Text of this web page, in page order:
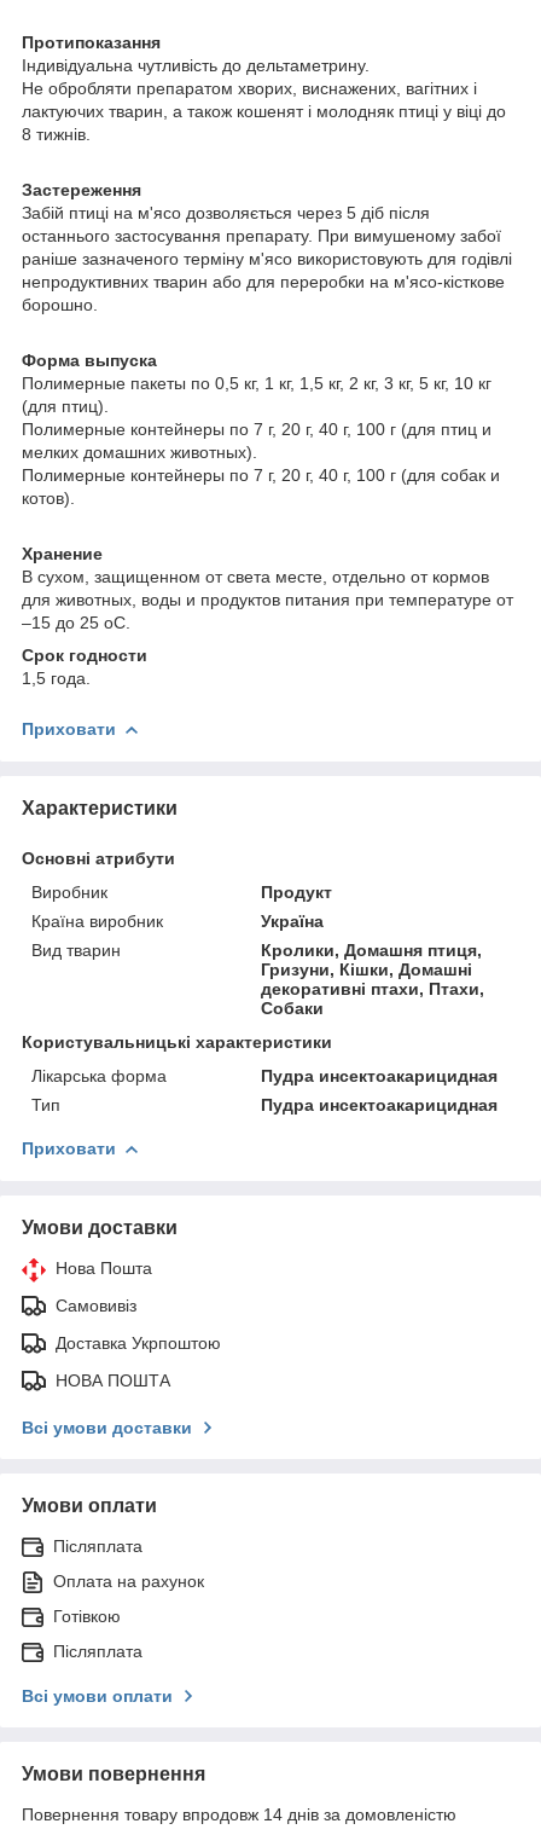
Протипоказання
Індивідуальна чутливість до дельтаметрину.
Не обробляти препаратом хворих, виснажених, вагітних і
лактуючих тварин, а також кошенят і молодняк птиці у віці до
8 тижнів.
Застереження
Забій птиці на м'ясо дозволяється через 5 діб після
останнього застосування препарату. При вимушеному забої
раніше зазначеного терміну м'ясо використовують для годівлі
непродуктивних тварин або для переробки на м'ясо-кісткове
борошно.
Форма выпуска
Полимерные пакеты по 0,5 кг, 1 кг, 1,5 кг, 2 кг, 3 кг, 5 кг, 10 кг
(для птиц).
Полимерные контейнеры по 7 г, 20 г, 40 г, 100 г (для птиц и
мелких домашних животных).
Полимерные контейнеры по 7 г, 20 г, 40 г, 100 г (для собак и
котов).
Хранение
В сухом, защищенном от света месте, отдельно от кормов
для животных, воды и продуктов питания при температуре от
–15 до 25 оС.
Срок годности
1,5 года.
Приховати
Характеристики
Основні атрибути
Виробник
Продукт
Країна виробник
Україна
Вид тварин
Кролики, Домашня птиця,
Гризуни, Кішки, Домашні
декоративні птахи, Птахи,
Собаки
Користувальницькі характеристики
Лікарська форма
Пудра инсектоакарицидная
Тип
Пудра инсектоакарицидная
Приховати
Умови доставки
Нова Пошта
Самовивіз
Доставка Укрпоштою
НОВА ПОШТА
Всі умови доставки
Умови оплати
Післяплата
Оплата на рахунок
Готівкою
Післяплата
Всі умови оплати
Умови повернення
Повернення товару впродовж 14 днів за домовленістю